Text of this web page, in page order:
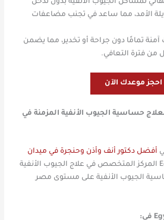
لمشاكل الجيوب الأنفية بدون تدخل
الأمد، مما ساعد في تجنب مضاعفات
تمامًا دون جراحة أو تخدير، مما يضمن
من فترة التعافي.
احجز موعدك الآن
حساسية الجيوب الأنفية المزمنة في
أفضل دكتور أنف وأذن وحنجرة في ميدان
في مركزه Egypt Clinic المركز المتخصص في علاج الجيوب الأنفية
الجيوب الأنفية على مستوى مصر